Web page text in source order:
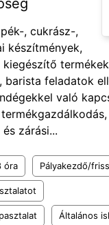
, cukrász-,
készítmények,
barista feladatok
való
zárási...
óra Pályakezdő/
Általános